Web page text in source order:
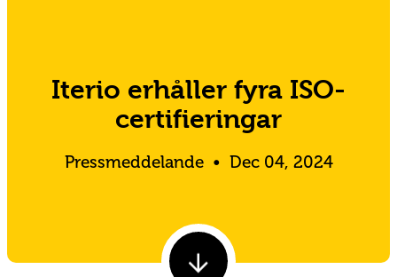
Iterio erhåller fyra ISO-
certifieringar
Pressmeddelande • Dec 04, 2024